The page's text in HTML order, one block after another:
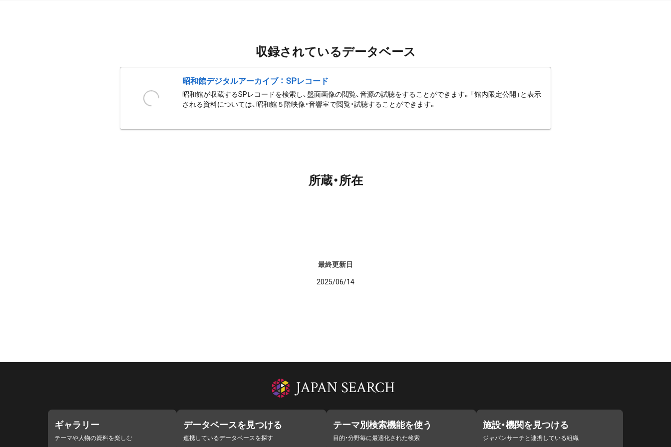
収録されているデータベース
昭和館デジタルアーカイブ ： SPレコード
昭和館が収蔵するSPレコードを検索し、盤面画像の閲覧、音源の試聴をすることができます。「館内限定公開」と表示
される資料については、昭和館５階映像・音響室で閲覧・試聴することができます。
所蔵・所在
最終更新日
2025/06/14
ギャラリー
テーマや人物の資料を楽しむ
データベースを見つける
連携しているデータベースを探す
テーマ別検索機能を使う
目的・分野毎に最適化された検索
施設・機関を見つける
ジャパンサーチと連携している組織